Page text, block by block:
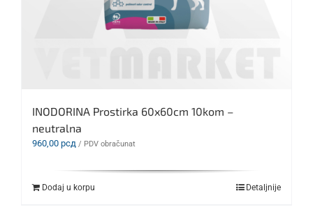
INODORINA Prostirka 60x60cm 10kom –
neutralna
960,00 рсд / PDV obračunat
Dodaj u korpu Detaljnije